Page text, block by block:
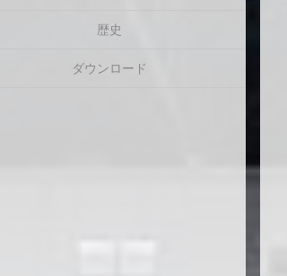
歴史
ダウンロード